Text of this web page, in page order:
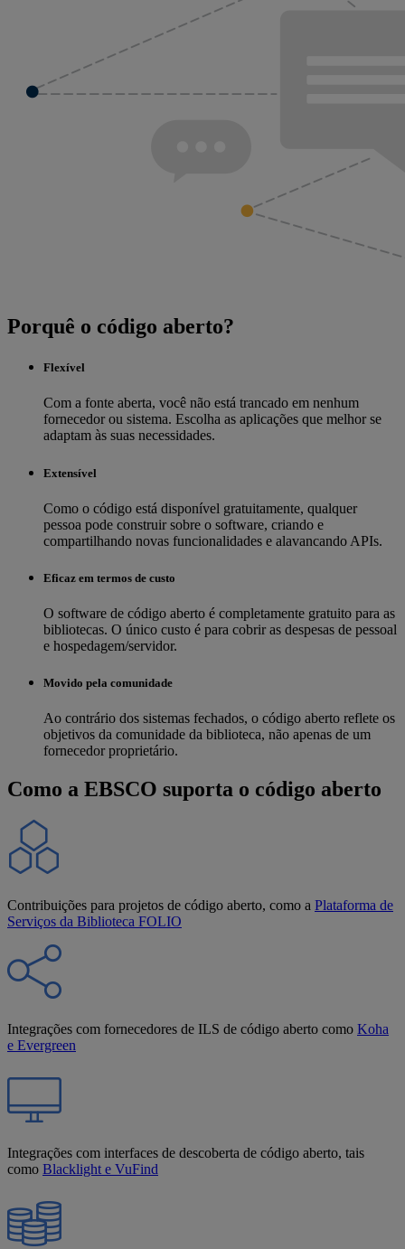
Porquê o código aberto?
Flexível
Com a fonte aberta, você não está trancado em nenhum
fornecedor ou sistema. Escolha as aplicações que melhor se
adaptam às suas necessidades.
Extensível
Como o código está disponível gratuitamente, qualquer
pessoa pode construir sobre o software, criando e
compartilhando novas funcionalidades e alavancando APIs.
Eficaz em termos de custo
O software de código aberto é completamente gratuito para as
bibliotecas. O único custo é para cobrir as despesas de pessoal
e hospedagem/servidor.
Movido pela comunidade
Ao contrário dos sistemas fechados, o código aberto reflete os
objetivos da comunidade da biblioteca, não apenas de um
fornecedor proprietário.
Como a EBSCO suporta o código aberto
Contribuições para projetos de código aberto, como a Plataforma de
Serviços da Biblioteca FOLIO
Integrações com fornecedores de ILS de código aberto como Koha
e Evergreen
Integrações com interfaces de descoberta de código aberto, tais
como Blacklight e VuFind